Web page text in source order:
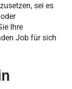
sei es
Ihre
Job für sich